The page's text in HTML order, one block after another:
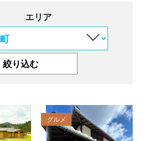
エリア
グルメ